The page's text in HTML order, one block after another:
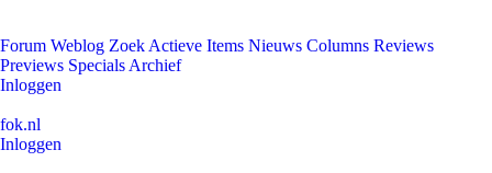
Forum Weblog Zoek Actieve Items Nieuws Columns Reviews
Previews Specials Archief
Inloggen
fok.nl
Inloggen